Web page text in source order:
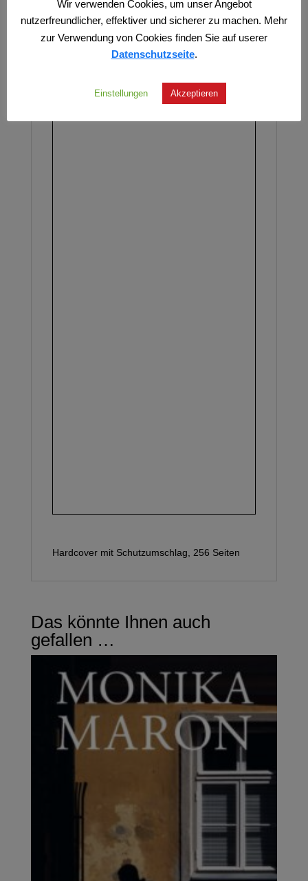
Die in ihrer neuen Verlagsheimat Hoffmann
und Campe veröffentlichten Werke von
Monika Maron sind im TE Shop erhältlich.
Leseprobe
Hardcover mit Schutzumschlag, 256 Seiten
Das könnte Ihnen auch
gefallen …
Wir verwenden Cookies, um unser Angebot
nutzerfreundlicher, effektiver und sicherer zu machen. Mehr
zur Verwendung von Cookies finden Sie auf userer
Datenschutzseite.
Einstellungen Akzeptieren